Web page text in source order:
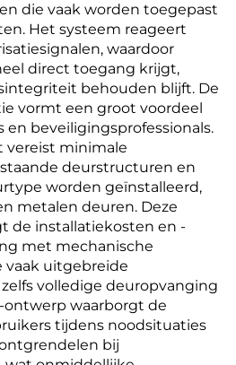
die vaak worden toegepast
Het systeem reageert
waardoor
direct toegang krijgt,
behouden blijft. De
vormt een groot voordeel
en beveiligingsprofessionals.
vereist minimale
deurstructuren en
worden geïnstalleerd,
metalen deuren. Deze
de installatiekosten en -
met mechanische
vaak uitgebreide
volledige deuropvanging
ontwerp waarborgt de
tijdens noodsituaties
bij